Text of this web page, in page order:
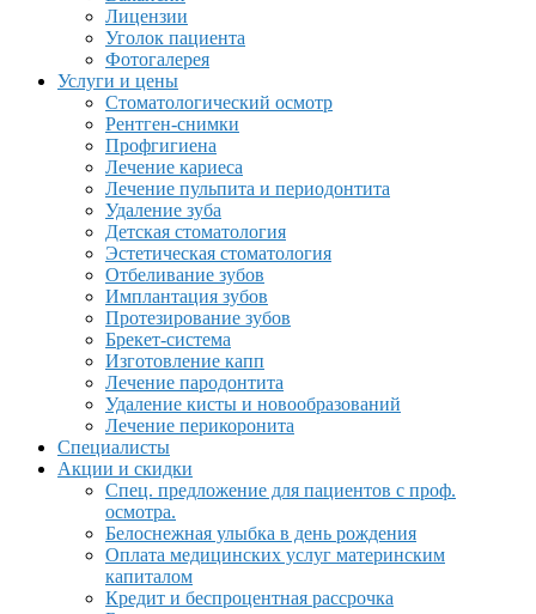
Лицензии
Уголок пациента
Фотогалерея
Услуги и цены
Стоматологический осмотр
Рентген-снимки
Профгигиена
Лечение кариеса
Лечение пульпита и периодонтита
Удаление зуба
Детская стоматология
Эстетическая стоматология
Отбеливание зубов
Имплантация зубов
Протезирование зубов
Брекет-система
Изготовление капп
Лечение пародонтита
Удаление кисты и новообразований
Лечение перикоронита
Специалисты
Акции и скидки
Спец. предложение для пациентов с проф.
осмотра.
Белоснежная улыбка в день рождения
Оплата медицинских услуг материнским
капиталом
Кредит и беспроцентная рассрочка